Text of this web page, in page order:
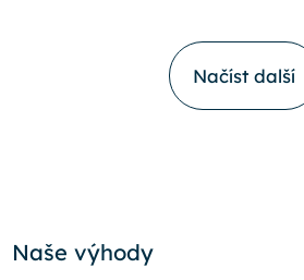
Načíst další
Naše výhody